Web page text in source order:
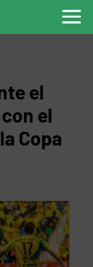
el
el
Copa